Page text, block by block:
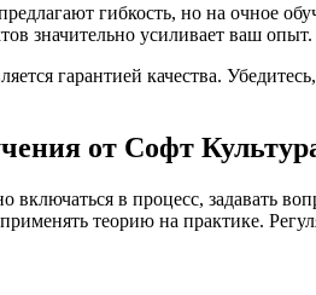
гибкость, но на очное
значительно усиливает ваш опыт.
гарантией качества.
от Софт
в процесс, задавать
теорию на практике.